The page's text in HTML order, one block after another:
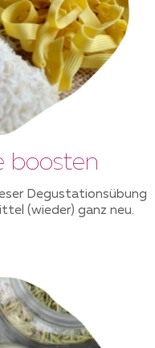
boosten
Degustationsübung
(wieder) ganz neu.